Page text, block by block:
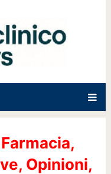
Opinioni,